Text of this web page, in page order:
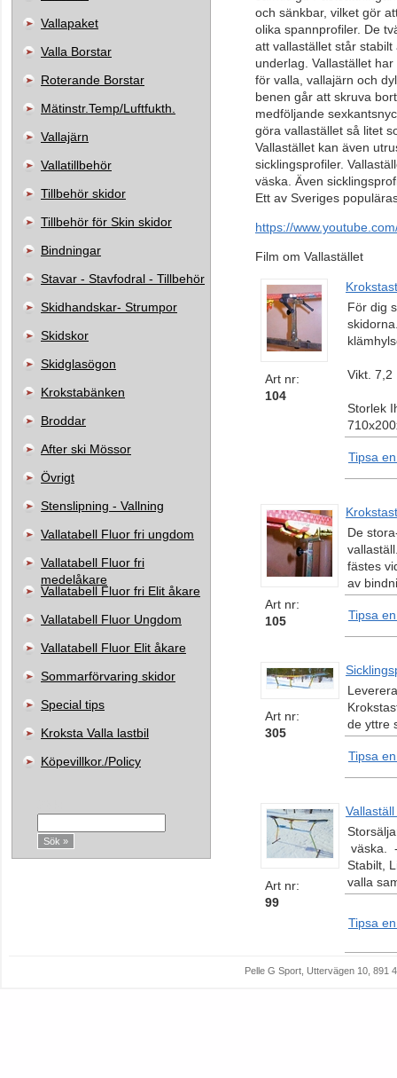
Vallapaket
Valla Borstar
Roterande Borstar
Mätinstr.Temp/Luftfukth.
Vallajärn
Vallatillbehör
Tillbehör skidor
Tillbehör för Skin skidor
Bindningar
Stavar - Stavfodral - Tillbehör
Skidhandskar- Strumpor
Skidskor
Skidglasögon
Krokstabänken
Broddar
After ski Mössor
Övrigt
Stenslipning - Vallning
Vallatabell Fluor fri ungdom
Vallatabell Fluor fri
medelåkare
Vallatabell Fluor fri Elit åkare
Vallatabell Fluor Ungdom
Vallatabell Fluor Elit åkare
Sommarförvaring skidor
Special tips
Kroksta Valla lastbil
Köpevillkor./Policy
och sänkbar, vilket gör
olika spannprofiler. De
att vallastället står
underlag. Vallastället
för valla, vallajärn och
benen går att skruva
medföljande
göra vallastället så litet
Vallastället kan även
sicklingsprofiler.
väska. Även
Ett av Sveriges
https://
Film om Vallastället
Art nr:
104
För dig
Vikt. 7,2
Storlek
Tipsa
Art nr:
105
De
fästes
av
Tipsa
Art nr:
305
de yttre
Tipsa
Art nr:
99
väska.
Stabilt,
valla
Tipsa
Pelle G Sport, Uttervägen 10, 891